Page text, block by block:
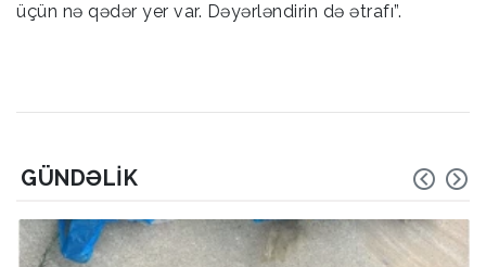
üçün nə qədər yer var. Dəyərləndirin də ətrafı”.
GÜNDƏLIK